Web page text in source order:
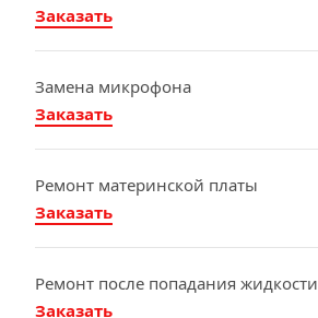
Заказать
Замена микрофона
Заказать
Ремонт материнской платы
Заказать
Ремонт после попадания жидкости
Заказать